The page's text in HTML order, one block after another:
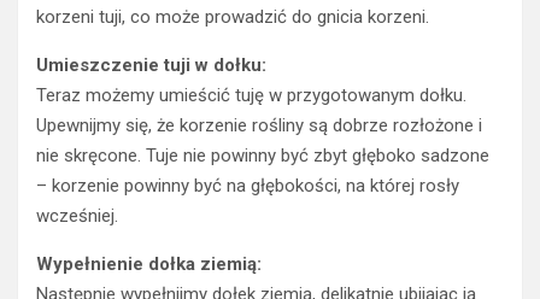
korzeni tuji, co może prowadzić do gnicia korzeni.
Umieszczenie tuji w dołku:
Teraz możemy umieścić tuję w przygotowanym dołku.
Upewnijmy się, że korzenie rośliny są dobrze rozłożone i
nie skręcone. Tuje nie powinny być zbyt głęboko sadzone
– korzenie powinny być na głębokości, na której rosły
wcześniej.
Wypełnienie dołka ziemią:
Następnie wypełnijmy dołek ziemią, delikatnie ubijając ją